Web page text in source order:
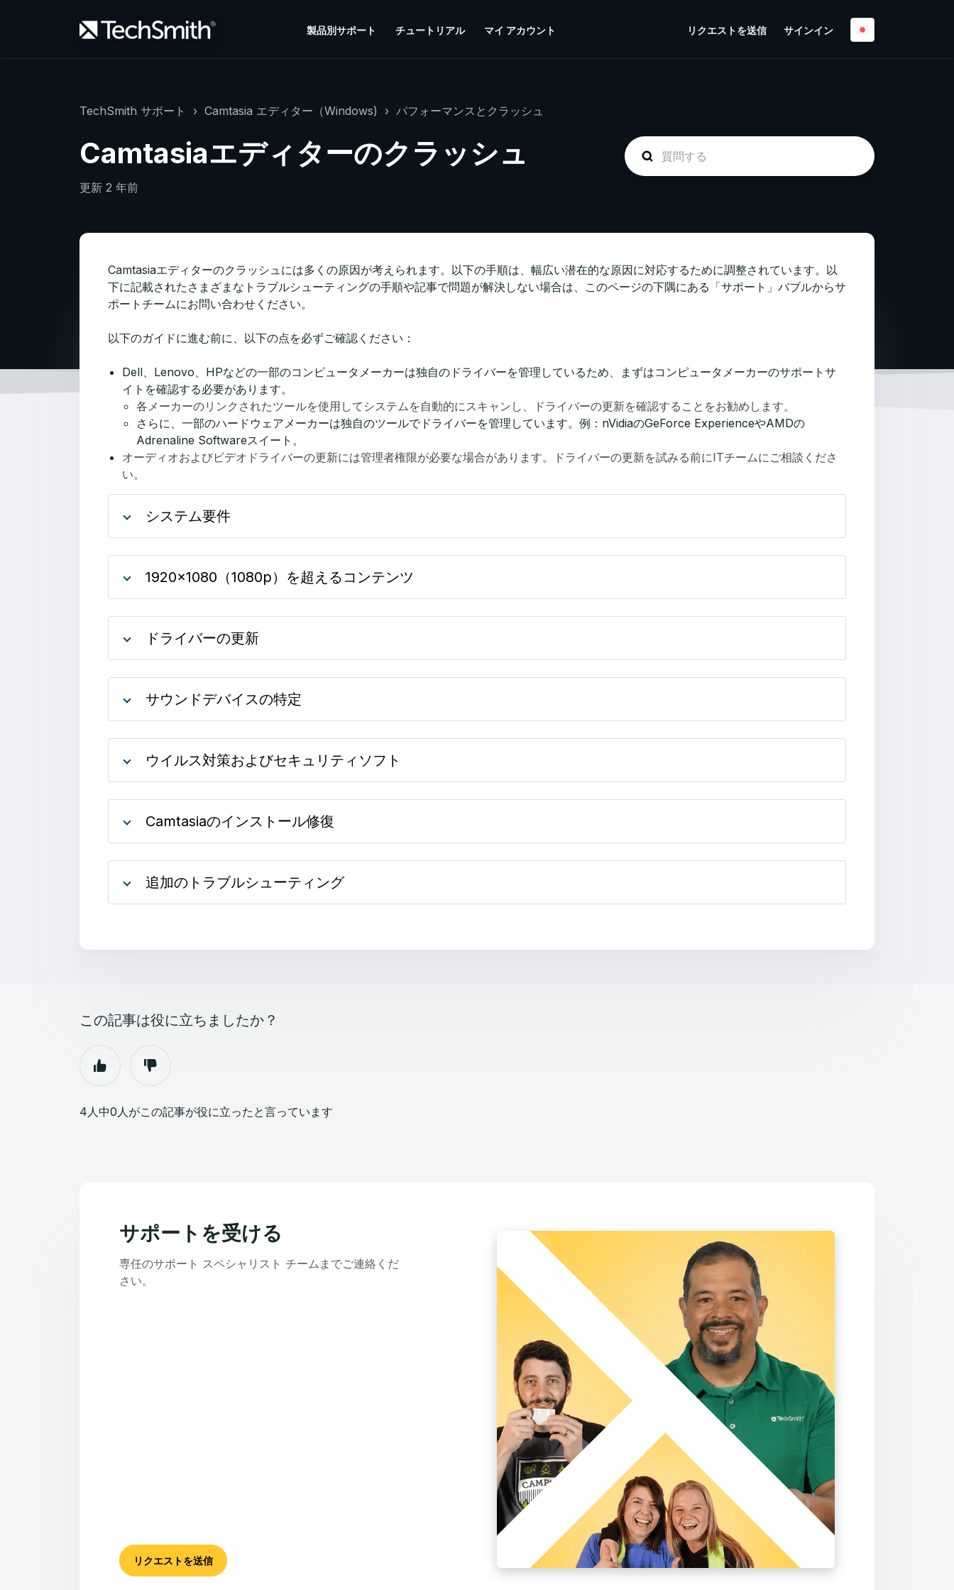
製品別サポート チュートリアル マイ アカウント リクエストを送信 サインイン
TechSmith サポート Camtasia エディター（Windows) パフォーマンスとクラッシュ
Camtasiaエディターのクラッシュ
更新 2 年前
Camtasiaエディターのクラッシュには多くの原因が考えられます。以下の手順は、幅広い潜在的な原因に対応するために調整されています。以
下に記載されたさまざまなトラブルシューティングの手順や記事で問題が解決しない場合は、このページの下隅にある「サポート」バブルからサ
ポートチームにお問い合わせください。
以下のガイドに進む前に、以下の点を必ずご確認ください：
Dell、Lenovo、HPなどの一部のコンピュータメーカーは独自のドライバーを管理しているため、まずはコンピュータメーカーのサポートサ
イトを確認する必要があります。
各メーカーのリンクされたツールを使用してシステムを自動的にスキャンし、ドライバーの更新を確認することをお勧めします。
さらに、一部のハードウェアメーカーは独自のツールでドライバーを管理しています。例：nVidiaのGeForce ExperienceやAMDの
Adrenaline Softwareスイート。
オーディオおよびビデオドライバーの更新には管理者権限が必要な場合があります。ドライバーの更新を試みる前にITチームにご相談くださ
い。
システム要件
1920x1080（1080p）を超えるコンテンツ
ドライバーの更新
サウンドデバイスの特定
ウイルス対策およびセキュリティソフト
Camtasiaのインストール修復
追加のトラブルシューティング
この記事は役に立ちましたか？
4人中0人がこの記事が役に立ったと言っています
サポートを受ける
専任のサポート スペシャリスト チームまでご連絡くだ
さい。
リクエストを送信